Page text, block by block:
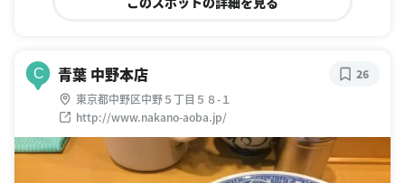
C 青葉 中野本店
東京都中野区中野５丁目５８-１
http://www.nakano-aoba.jp/
26